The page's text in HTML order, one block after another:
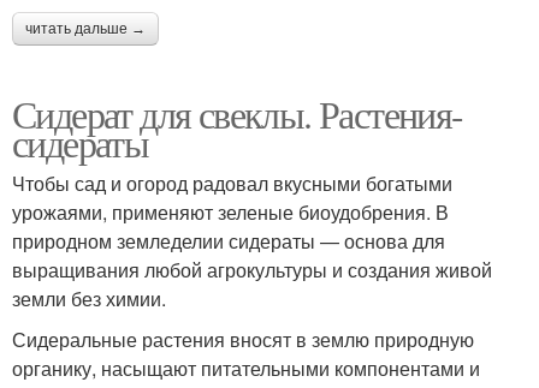
читать дальше →
Сидерат для свеклы. Растения-
сидераты
Чтобы сад и огород радовал вкусными богатыми
урожаями, применяют зеленые биоудобрения. В
природном земледелии сидераты — основа для
выращивания любой агрокультуры и создания живой
земли без химии.
Сидеральные растения вносят в землю природную
органику, насыщают питательными компонентами и